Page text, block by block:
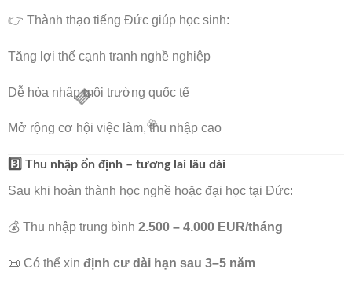
🧧
🌸
👉 Thành thạo tiếng Đức giúp học sinh:
Tăng lợi thế cạnh tranh nghề nghiệp
Dễ hòa nhập môi trường quốc tế
Mở rộng cơ hội việc làm, thu nhập cao
3️⃣ Thu nhập ổn định – tương lai lâu dài
Sau khi hoàn thành học nghề hoặc đại học tại Đức:
💰 Thu nhập trung bình 2.500 – 4.000 EUR/tháng
📜 Có thể xin định cư dài hạn sau 3–5 năm